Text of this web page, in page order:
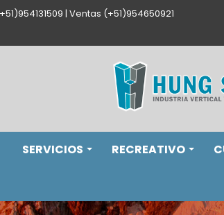
| Ventas (+51)954650921
SERVICIOS RECREATIVO